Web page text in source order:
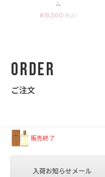
ム
16,500
Order
ご注文
販売終了
入荷お知らせメール